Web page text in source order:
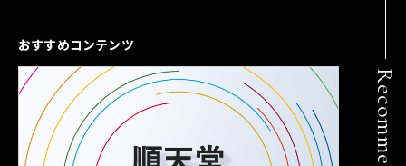
Recommend
おすすめコンテンツ